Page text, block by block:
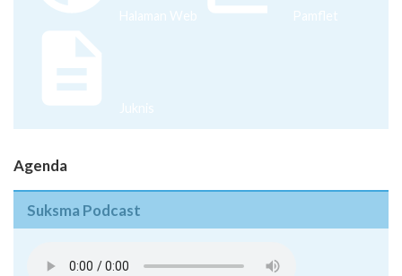
Halaman Web Pamflet
Juknis
Agenda
Suksma Podcast